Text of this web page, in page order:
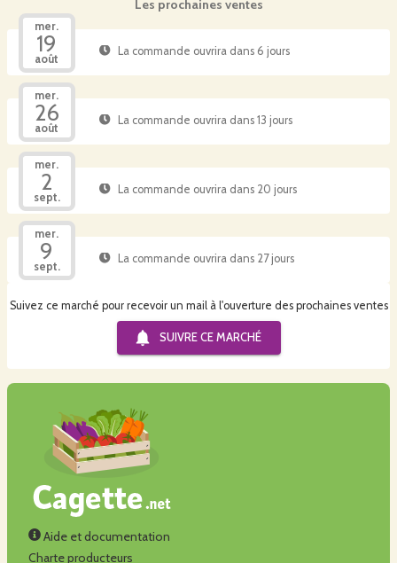
Les prochaines ventes
mer.
19
août
La commande ouvrira dans 6 jours
mer.
26
août
La commande ouvrira dans 13 jours
mer.
2
sept.
La commande ouvrira dans 20 jours
mer.
9
sept.
La commande ouvrira dans 27 jours
Suivez ce marché pour recevoir un mail à l'ouverture des prochaines ventes
SUIVRE CE MARCHÉ
Aide et documentation
Charte producteurs